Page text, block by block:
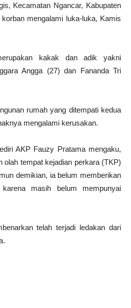
Kecamatan Ngancar, Kabupaten
mengalami luka-luka, Kamis
kakak dan adik yakni
Angga (27) dan Fananda Tri
rumah yang ditempati kedua
mengalami kerusakan.
AKP Fauzy Pratama mengaku,
olah tempat kejadian perkara (TKP)
demikian, ia belum memberikan
masih belum mempunyai
telah terjadi ledakan dari